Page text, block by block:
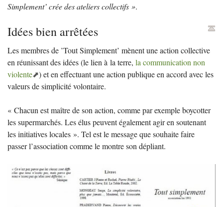
Simplement’ crée des ateliers collectifs ».
Idées bien arrêtées
Les membres de ’Tout Simplement’ mènent une action collective
en réunissant des idées (le lien à la terre, la communication non
violente
) et en effectuant une action publique en accord avec les
valeurs de simplicité volontaire.
« Chacun est maître de son action, comme par exemple boycotter
les supermarchés. Les élus peuvent également agir en soutenant
les initiatives locales ». Tel est le message que souhaite faire
passer l’association comme le montre son dépliant.